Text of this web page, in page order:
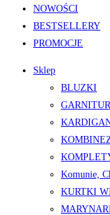
NOWOŚCI
BESTSELLERY
PROMOCJE
Sklep
BLUZKI
Komunie,
KURTKI